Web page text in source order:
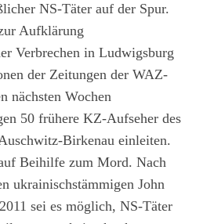
NS-Täter auf der Spur.
Aufklärung
Verbrechen in Ludwigsburg
der Zeitungen der WAZ-
nächsten Wochen
50 frühere KZ-Aufseher des
Birkenau einleiten.
Beihilfe zum Mord. Nach
ukrainischstämmigen John
sei es möglich, NS-Täter